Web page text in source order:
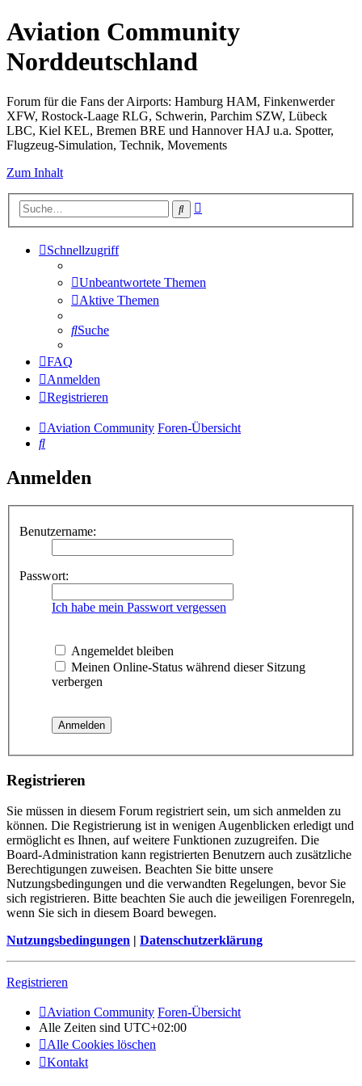
Aviation Community
Norddeutschland
Forum für die Fans der Airports: Hamburg HAM, Finkenwerder
XFW, Rostock-Laage RLG, Schwerin, Parchim SZW, Lübeck
LBC, Kiel KEL, Bremen BRE und Hannover HAJ u.a. Spotter,
Flugzeug-Simulation, Technik, Movements
Zum Inhalt
Suche
Schnellzugriff
Unbeantwortete Themen
Aktive Themen
Suche
FAQ
Anmelden
Registrieren
Aviation Community Foren-Übersicht
Suche
Anmelden
Benutzername:
Passwort:
Ich habe mein Passwort vergessen
Angemeldet bleiben
Meinen Online-Status während dieser Sitzung
verbergen
Registrieren
Sie müssen in diesem Forum registriert sein, um sich anmelden zu
können. Die Registrierung ist in wenigen Augenblicken erledigt und
ermöglicht es Ihnen, auf weitere Funktionen zuzugreifen. Die
Board-Administration kann registrierten Benutzern auch zusätzliche
Berechtigungen zuweisen. Beachten Sie bitte unsere
Nutzungsbedingungen und die verwandten Regelungen, bevor Sie
sich registrieren. Bitte beachten Sie auch die jeweiligen Forenregeln,
wenn Sie sich in diesem Board bewegen.
Nutzungsbedingungen | Datenschutzerklärung
Registrieren
Aviation Community Foren-Übersicht
Alle Zeiten sind UTC+02:00
Alle Cookies löschen
Kontakt